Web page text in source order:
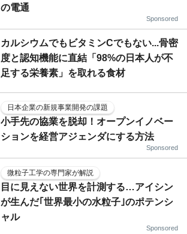
の電通
Sponsored
カルシウムでもビタミンCでもない...骨密
度と認知機能に直結「98%の日本人が不
足する栄養素」を取れる食材
日本企業の新規事業開発の課題
小手先の協業を脱却！オープンイノベー
ションを経営アジェンダにする方法
Sponsored
微粒子工学の専門家が解説
目に見えない世界を計測する…アイシン
が生んだ｢世界最小の水粒子｣のポテンシ
ャル
Sponsored